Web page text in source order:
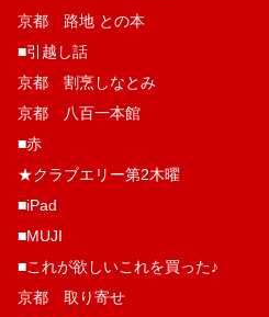
京都 路地 との本
■引越し話
京都 割烹しなとみ
京都 八百一本館
■赤
★クラブエリー第2木曜
■iPad
■MUJI
■これが欲しいこれを買った♪
京都 取り寄せ